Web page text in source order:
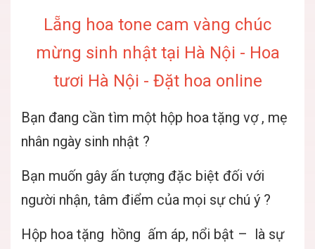
Lẵng hoa tone cam vàng chúc
mừng sinh nhật tại Hà Nội - Hoa
tươi Hà Nội - Đặt hoa online
Bạn đang cần tìm một hộp hoa tặng vợ , mẹ
nhân ngày sinh nhật ?
Bạn muốn gây ấn tượng đặc biệt đối với
người nhận, tâm điểm của mọi sự chú ý ?
Hộp hoa tặng hồng ấm áp, nổi bật – là sự